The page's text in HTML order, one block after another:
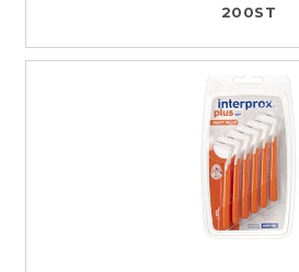
200ST